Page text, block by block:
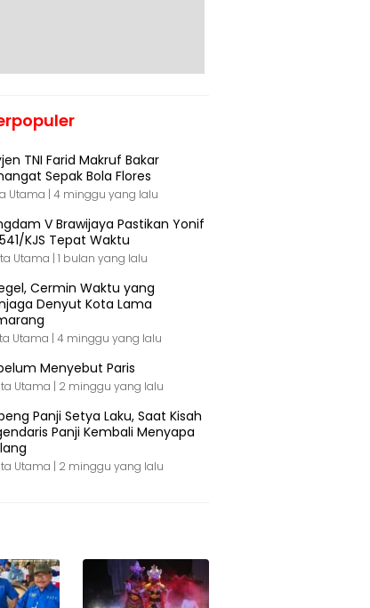
TNI Farid Makruf Bakar
Sepak Bola Flores
Utama | 4 minggu yang lalu
V Brawijaya Pastikan Yonif
KJS Tepat Waktu
Utama | 1 bulan yang lalu
Cermin Waktu yang
Denyut Kota Lama
Utama | 4 minggu yang lalu
Menyebut Paris
Utama | 2 minggu yang lalu
Panji Setya Laku, Saat Kisah
Panji Kembali Menyapa
Utama | 2 minggu yang lalu